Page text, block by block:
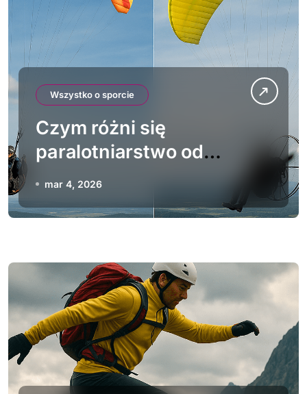
Wszystko o sporcie
Czym różni się
paralotniarstwo od
motoparalotniarstwa
mar 4, 2026